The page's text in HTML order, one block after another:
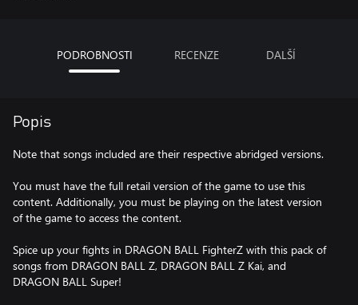
PODROBNOSTI RECENZE DALŠÍ
Popis
Note that songs included are their respective abridged versions.
You must have the full retail version of the game to use this
content. Additionally, you must be playing on the latest version
of the game to access the content.
Spice up your fights in DRAGON BALL FighterZ with this pack of
songs from DRAGON BALL Z, DRAGON BALL Z Kai, and
DRAGON BALL Super!